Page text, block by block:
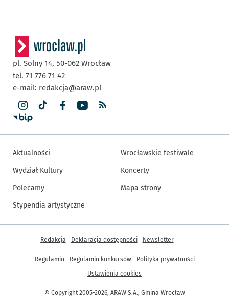
pl. Solny 14, 50-062 Wrocław
tel. 71 776 71 42
e-mail: redakcja@araw.pl
Aktualności
Wydział Kultury
Polecamy
Stypendia artystyczne
Wrocławskie festiwale
Koncerty
Mapa strony
© Copyright 2005-2026, ARAW S.A., Gmina Wrocław
Inne informacje
Redakcja Deklaracja dostępności Newsletter
Regulamin Regulamin konkursów
Polityka prywatności
Ustawienia cookies